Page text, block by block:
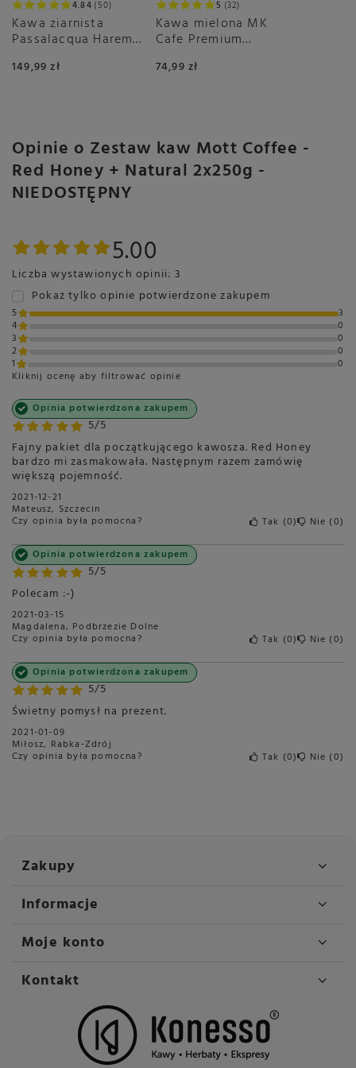
4.84 50
Kawa ziarnista
Passalacqua Harem
149,99 zł
5 32
Kawa mielona MK
Cafe Premium
74,99 zł
Opinie o Zestaw kaw Mott Coffee -
Red Honey + Natural 2x250g -
NIEDOSTĘPNY
5.00
Liczba wystawionych opinii: 3
Pokaż tylko opinie potwierdzone zakupem
5
3
4
0
3
0
2
0
1
0
Kliknij ocenę aby filtrować opinie
5/5
Opinia potwierdzona zakupem
Fajny pakiet dla początkującego kawosza. Red Honey
bardzo mi zasmakowała. Następnym razem zamówię
większą pojemność.
2021-12-21
Mateusz, Szczecin
Czy opinia była pomocna? Tak 0 Nie 0
5/5
Opinia potwierdzona zakupem
Polecam :-)
2021-03-15
Magdalena, Podbrzezie Dolne
Czy opinia była pomocna? Tak 0 Nie 0
5/5
Opinia potwierdzona zakupem
Świetny pomysł na prezent.
2021-01-09
Miłosz, Rabka-Zdrój
Czy opinia była pomocna? Tak 0 Nie 0
Zakupy
Informacje
Moje konto
Kontakt